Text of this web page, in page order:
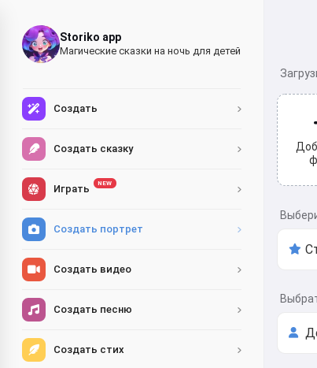
Storiko app
Магические сказки на ночь для детей
Создать
Создать сказку
Играть NEW
Создать портрет
Создать видео
Создать песню
Создать стих